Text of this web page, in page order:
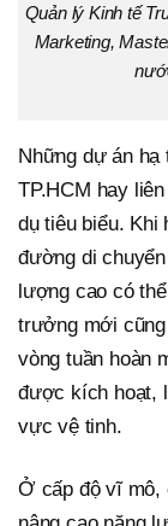
Quản lý Kinh tế
Marketing,
Những dự án hạ
TP.HCM hay
dụ tiêu biểu. Khi
đường di
lượng cao có
trưởng mới
vòng tuần hoàn
được kích hoạt,
vực vệ tinh.
Ở cấp độ vĩ mô,